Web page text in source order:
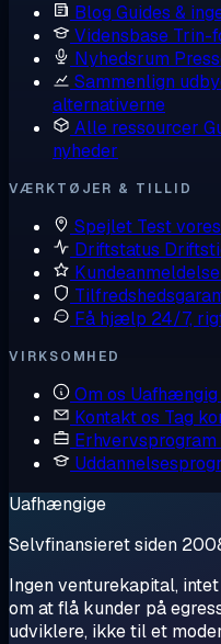
Blog Guides &
Vidensbase Trin-
Nyhedsrum
Sammenlign
alternativerne
Alle ressourcer
nyheder
VÆRKTØJER & TILLID
Spejlet Test
Driftstatus
Få hjælp 24/7,
VIRKSOMHED
Om os
Kontakt os Tag
Erhvervsprogram
Uafhængige
Selvfinansieret siden
Ingen venturekapital,
om at flå kunder på
udviklere, ikke til et